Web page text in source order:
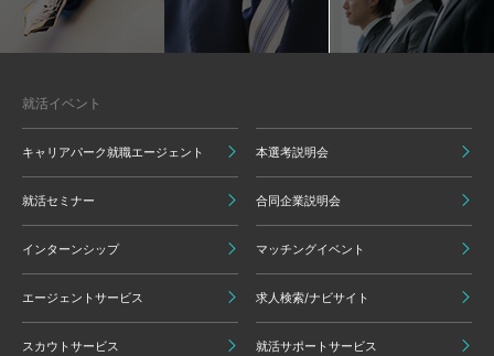
就活イベント
キャリアパーク就職エージェント 本選考説明会
就活セミナー 合同企業説明会
インターンシップ マッチングイベント
エージェントサービス 求人検索/ナビサイト
スカウトサービス 就活サポートサービス